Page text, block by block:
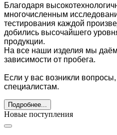
Благодаря
многочисленным
тестирования каждой
добились высочайшего
продукции.
На все наши изделия мы
зависимости от пробега.
Если у вас возникли
специалистам.
Подробнее...
Новые поступления